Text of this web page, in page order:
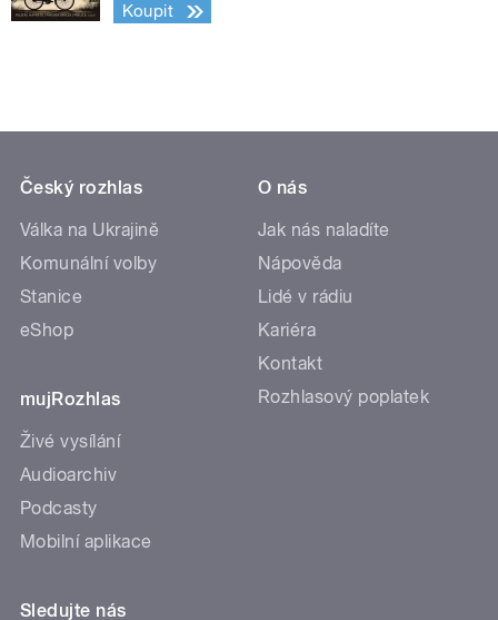
Koupit
Český rozhlas
Válka na Ukrajině
Komunální volby
Stanice
eShop
mujRozhlas
Živé vysílání
Audioarchiv
Podcasty
Mobilní aplikace
O nás
Jak nás naladíte
Nápověda
Lidé v rádiu
Kariéra
Kontakt
Rozhlasový poplatek
Sledujte nás